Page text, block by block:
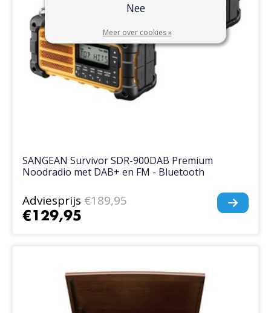
SANGEAN Survivor SDR-900DAB Premium
Noodradio met DAB+ en FM - Bluetooth
Adviesprijs €189,95
€129,95
Nee
Meer over cookies »